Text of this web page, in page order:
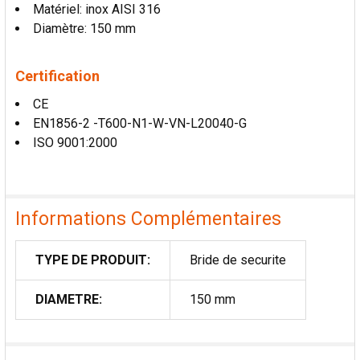
AU PANIER
Matériel: inox AISI 316
Diamètre: 150 mm
Certification
CE
EN1856-2 -T600-N1-W-VN-L20040-G
ISO 9001:2000
Informations Complémentaires
TYPE DE PRODUIT: Bride de securite
DIAMETRE: 150 mm